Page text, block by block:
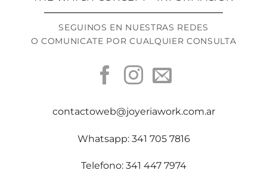
SEGUINOS EN NUESTRAS REDES
O COMUNICATE POR CUALQUIER CONSULTA
contactoweb@joyeriawork.com.ar
Whatsapp: 341 705 7816
Telefono: 341 447 7974